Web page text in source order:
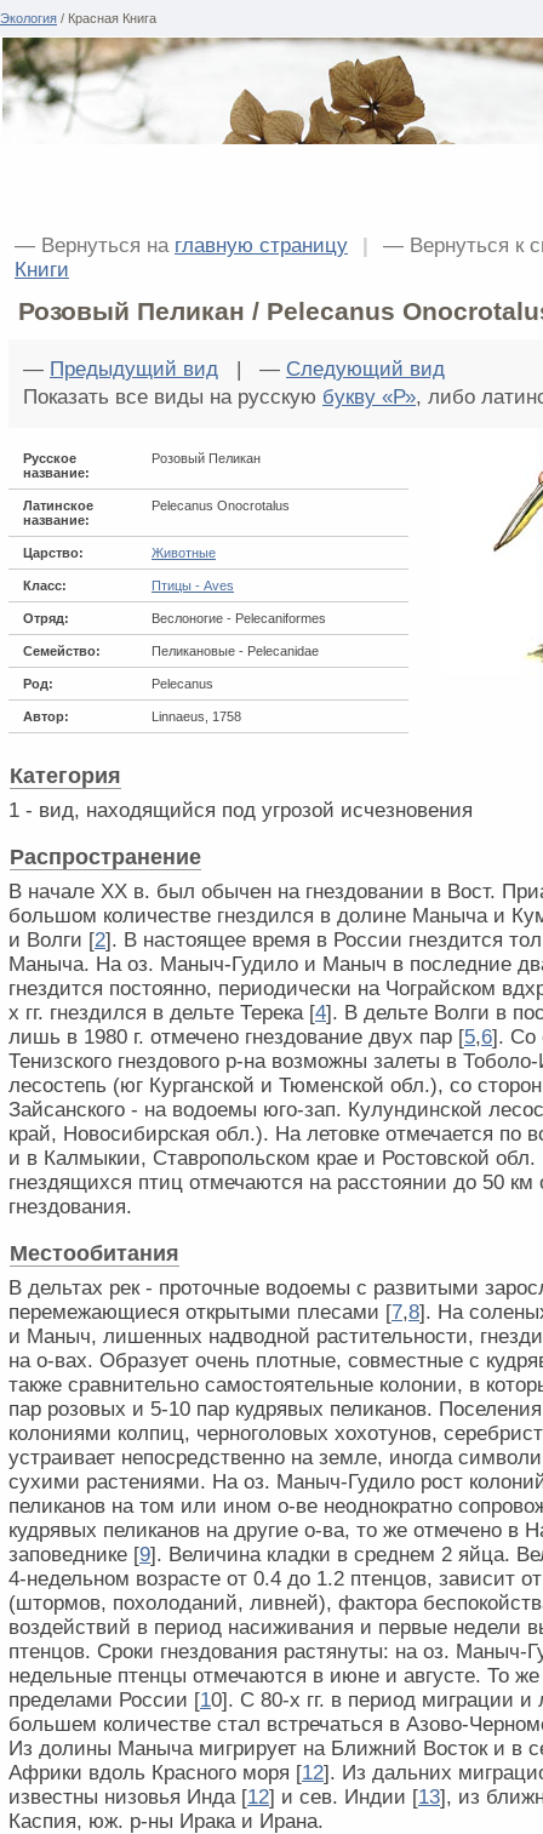
Экология / Красная Книга
— Вернуться на главную страницу |
— Вернуться к
Книги
Розовый Пеликан / Pelecanus
— Предыдущий вид | — Следующий вид
Показать все виды на русскую букву «Р», либо
Русское
название:
Розовый Пеликан
Латинское
название:
Pelecanus Onocrotalus
Царство: Животные
Класс: Птицы - Aves
Отряд: Веслоногие - Pelecaniformes
Семейство: Пеликановые - Pelecanidae
Род: Pelecanus
Автор: Linnaeus, 1758
Категория
1 - вид, находящийся под угрозой исчезновения
Распространение
В начале XX в. был обычен на гнездовании в Вост.
большом количестве гнездился в долине Маныча и
и Волги [2]. В настоящее время в России гнездится
Маныча. На оз. Маныч-Гудило и Маныч в последние
гнездится постоянно, периодически на Чограйском
х гг. гнездился в дельте Терека [4]. В дельте Волги в
лишь в 1980 г. отмечено гнездование двух пар [5,6]. Со
Тенизского гнездового р-на возможны залеты в
лесостепь (юг Курганской и Тюменской обл.), со
Зайсанского - на водоемы юго-зап. Кулундинской
край, Новосибирская обл.). На летовке отмечается по
и в Калмыкии, Ставропольском крае и Ростовской
гнездящихся птиц отмечаются на расстоянии до 50 км
гнездования.
Местообитания
В дельтах рек - проточные водоемы с развитыми
перемежающиеся открытыми плесами [7,8]. На
и Маныч, лишенных надводной растительности,
на о-вах. Образует очень плотные, совместные с
также сравнительно самостоятельные колонии, в
пар розовых и 5-10 пар кудрявых пеликанов.
колониями колпиц, черноголовых хохотунов,
устраивает непосредственно на земле, иногда
сухими растениями. На оз. Маныч-Гудило рост
пеликанов на том или ином о-ве неоднократно
кудрявых пеликанов на другие о-ва, то же отмечено в
заповеднике [9]. Величина кладки в среднем 2 яйца.
4-недельном возрасте от 0.4 до 1.2 птенцов, зависит
(штормов, похолоданий, ливней), фактора
воздействий в период насиживания и первые недели
птенцов. Сроки гнездования растянуты: на оз. Маныч-
недельные птенцы отмечаются в июне и августе. То же
пределами России [10]. С 80-х гг. в период миграции и
большем количестве стал встречаться в Азово-
Из долины Маныча мигрирует на Ближний Восток и в
Африки вдоль Красного моря [12]. Из дальних
известны низовья Инда [12] и сев. Индии [13], из
Каспия, юж. р-ны Ирака и Ирана.